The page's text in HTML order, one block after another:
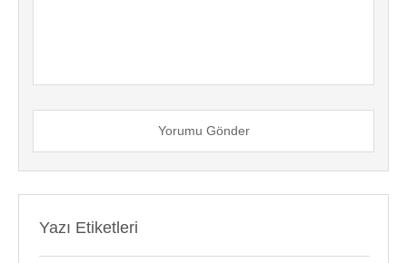
Yorumu Gönder
Yazı Etiketleri